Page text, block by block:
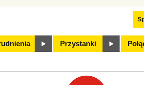
Przystanki